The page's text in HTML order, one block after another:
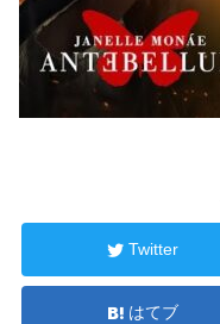
Twitter
はてブ